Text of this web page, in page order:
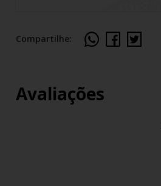
Compartilhe:
Avaliações